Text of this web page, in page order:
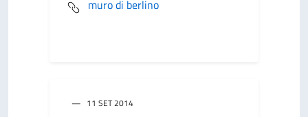
muro di berlino
11 SET 2014